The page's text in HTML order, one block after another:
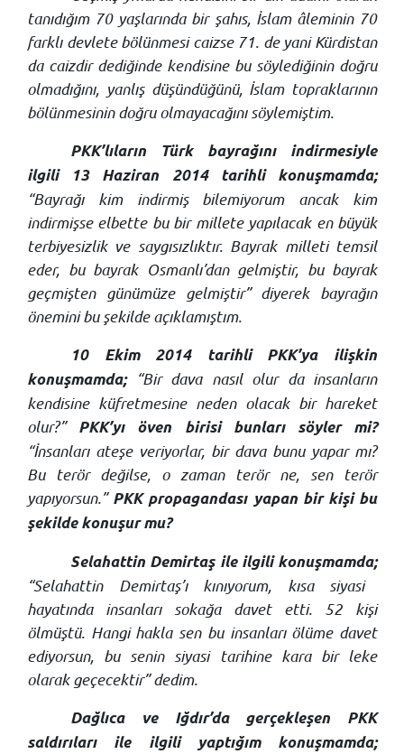
tanıdığım 70 yaşlarında bir şahıs, İslam âleminin 70
farklı devlete bölünmesi caizse 71. de yani Kürdistan
da caizdir dediğinde kendisine bu söylediğinin doğru
olmadığını, yanlış düşündüğünü, İslam topraklarının
bölünmesinin doğru olmayacağını söylemiştim.
PKK’lıların Türk bayrağını indirmesiyle
ilgili 13 Haziran 2014 tarihli konuşmamda;
“Bayrağı kim indirmiş bilemiyorum ancak kim
indirmişse elbette bu bir millete yapılacak en büyük
terbiyesizlik ve saygısızlıktır. Bayrak milleti temsil
eder, bu bayrak Osmanlı’dan gelmiştir, bu bayrak
geçmişten günümüze gelmiştir” diyerek bayrağın
önemini bu şekilde açıklamıştım.
10 Ekim 2014 tarihli PKK’ya ilişkin
konuşmamda;“Bir dava nasıl olur da insanların
kendisine küfretmesine neden olacak bir hareket
olur?” PKK’yı öven birisi bunları söyler mi?
“İnsanları ateşe veriyorlar, bir dava bunu yapar mı?
Bu terör değilse, o zaman terör ne, sen terör
yapıyorsun.” PKK propagandası yapan bir kişi bu
şekilde konuşur mu?
Selahattin Demirtaş ile ilgili konuşmamda;
“Selahattin Demirtaş’ı kınıyorum, kısa siyasi
hayatında insanları sokağa davet etti. 52 kişi
ölmüştü. Hangi hakla sen bu insanları ölüme davet
ediyorsun, bu senin siyasi tarihine kara bir leke
olarak geçecektir” dedim.
Dağlıca ve Iğdır’da gerçekleşen PKK
saldırıları ile ilgili yaptığım konuşmamda;